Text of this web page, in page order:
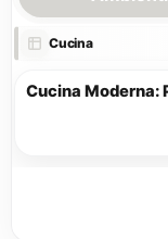
Cucina
Cucina Moderna: